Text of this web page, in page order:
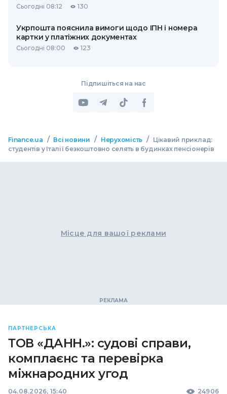
Сьогодні 08:12 130
Укрпошта пояснила вимоги щодо ІПН і номера
картки у платіжних документах
Сьогодні 08:00 123
Підпишіться на нас
Finance.ua / Всі новини / Нерухомість /
Цікавий приклад:
студентів у Італії безкоштовно селять в будинках пенсіонерів
Місце для вашої реклами
ПАРТНЕРСЬКА
ТОВ «ДАНН.»: судові справи,
комплаєнс та перевірка
міжнародних угод
04.08.2026, 15:40 24906